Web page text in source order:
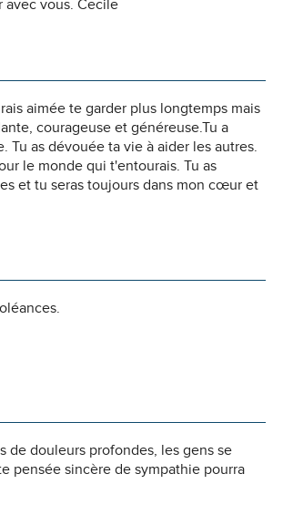
avec vous. Cecile
aimée te garder plus longtemps mais
courageuse et généreuse.Tu a
as dévouée ta vie à aider les autres.
le monde qui t'entourais. Tu as
et tu seras toujours dans mon cœur et
de douleurs profondes, les gens se
pensée sincère de sympathie pourra